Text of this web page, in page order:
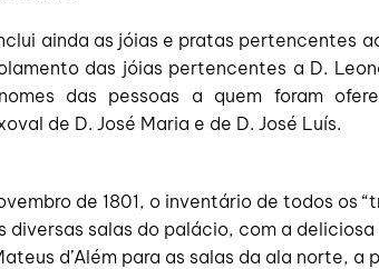
ainda as jóias e pratas pertencentes
das jóias pertencentes a D.
das pessoas a quem foram
de D. José Maria e de D. José Luís.
de 1801, o inventário de todos os
diversas salas do palácio, com a
d’Além para as salas da ala norte, a